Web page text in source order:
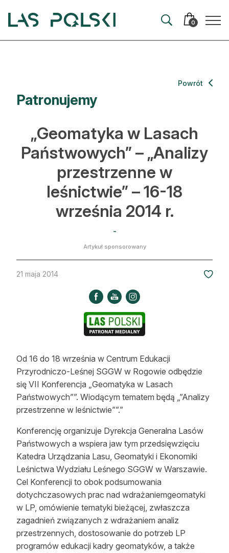
0
Artykuły
Hodowla lasu
Ochrona lasu
Nowe technologie
Prawo
Kultura i historia
Auto do lasu
Leśnik na zakupach
Lasy prywatne
O nas
100 lat „Lasu Polskiego”
Prenumerata
Reklama
Zostań autorem
Archiwum
Kontakt
Patronujemy
Powrót
„Geomatyka w Lasach
Państwowych” – „Analizy
przestrzenne w
leśnictwie” – 16-18
września 2014 r.
-
Artykuł sponsorowany
21 maja 2014
Od 16 do 18 września w Centrum Edukacji
Przyrodniczo-Leśnej SGGW w Rogowie odbędzie
się VII Konferencja „Geomatyka w Lasach
Państwowych””. Wiodącym tematem będą „”Analizy
przestrzenne w leśnictwie””.”
Konferencję organizuje Dyrekcja Generalna Lasów
Państwowych a wspiera jaw tym przedsięwzięciu
Katedra Urządzania Lasu, Geomatyki i Ekonomiki
Leśnictwa Wydziału Leśnego SGGW w Warszawie.
Cel Konferencji to obok podsumowania
dotychczasowych prac nad wdrażaniemgeomatyki
w LP, omówienie tematyki bieżącej, zwłaszcza
zagadnień związanych z wdrażaniem analiz
przestrzennych, dostosowanie do potrzeb LP
programów edukacji kadry geomatyków, a także